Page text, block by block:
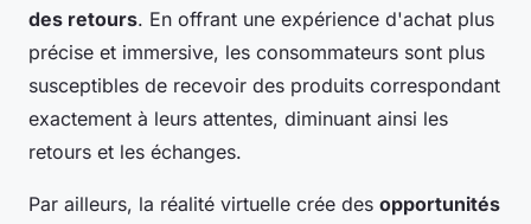
des retours. En offrant une expérience d'achat plus
précise et immersive, les consommateurs sont plus
susceptibles de recevoir des produits correspondant
exactement à leurs attentes, diminuant ainsi les
retours et les échanges.
Par ailleurs, la réalité virtuelle crée des opportunités